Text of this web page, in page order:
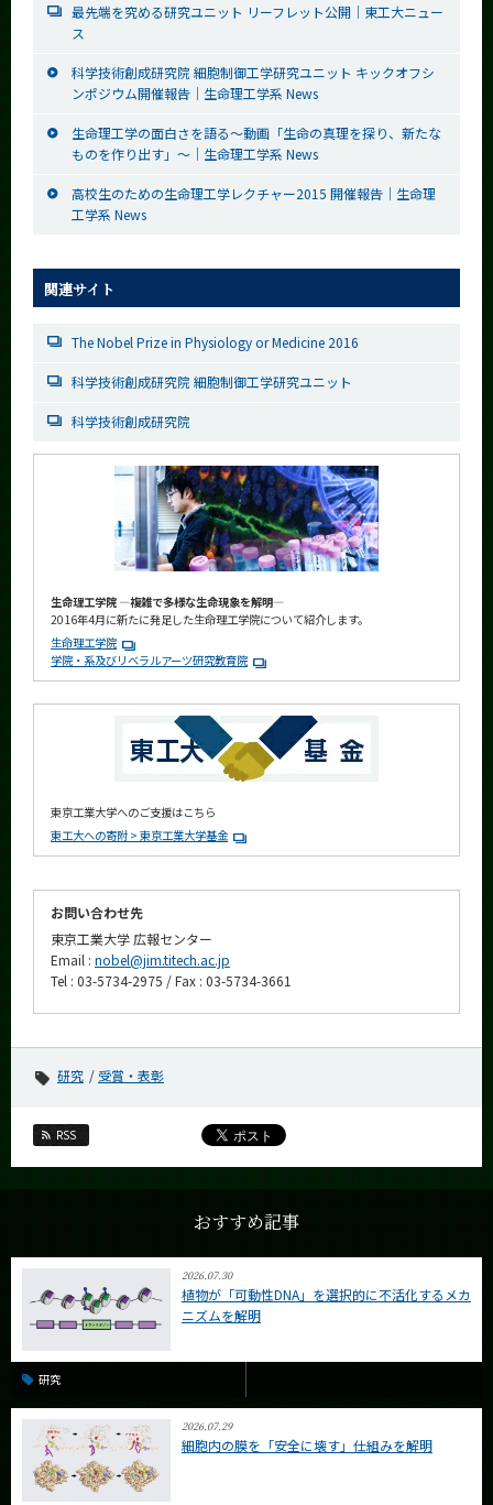
最先端を究める研究ユニット リーフレット公開｜東工大ニュー
ス
科学技術創成研究院 細胞制御工学研究ユニット キックオフシ
ンポジウム開催報告｜生命理工学系 News
生命理工学の面白さを語る～動画「生命の真理を探り、新たな
ものを作り出す」～｜生命理工学系 News
高校生のための生命理工学レクチャー2015 開催報告｜生命理
工学系 News
関連サイト
The Nobel Prize in Physiology or Medicine 2016
科学技術創成研究院 細胞制御工学研究ユニット
科学技術創成研究院
生命理工学院 ―複雑で多様な生命現象を解明―
2016年4月に新たに発足した生命理工学院について紹介します。
生命理工学院
学院・系及びリベラルアーツ研究教育院
東京工業大学へのご支援はこちら
東工大への寄附 > 東京工業大学基金
お問い合わせ先
東京工業大学 広報センター
Email : nobel@jim.titech.ac.jp
Tel : 03-5734-2975 / Fax : 03-5734-3661
研究 受賞・表彰
RSS
おすすめ記事
2026.07.30
植物が「可動性DNA」を選択的に不活化するメカ
ニズムを解明
研究
2026.07.29
細胞内の膜を「安全に壊す」仕組みを解明